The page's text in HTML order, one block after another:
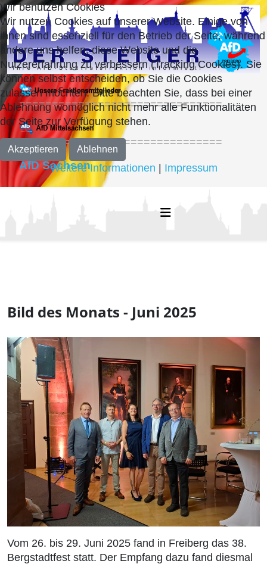
===============================
===============================
AfD Sachsen
Bild des Monats - Juni 2025
Vom 26. bis 29. Juni 2025 fand in Freiberg das 38.
Bergstadtfest statt. Der Empfang dazu fand diesmal
Wir benutzen Cookies
Wir nutzen Cookies auf unserer Website. Einige von
ihnen sind essenziell für den Betrieb der Seite, während
andere uns helfen, diese Website und die
Nutzererfahrung zu verbessern (Tracking Cookies). Sie
können selbst entscheiden, ob Sie die Cookies
zulassen möchten. Bitte beachten Sie, dass bei einer
Ablehnung womöglich nicht mehr alle Funktionalitäten
der Seite zur Verfügung stehen.
Akzeptieren Ablehnen
Weitere Informationen Impressum